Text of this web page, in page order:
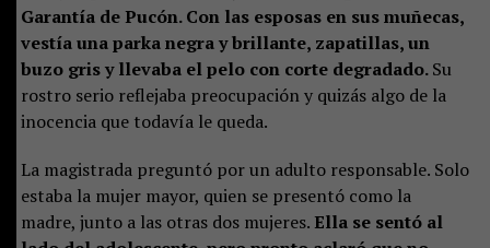
Garantía de Pucón. Con las esposas en sus muñecas,
vestía una parka negra y brillante, zapatillas, un
buzo gris y llevaba el pelo con corte degradado.Su
rostro serio reflejaba preocupación y quizás algo de la
inocencia que todavía le queda.
La magistrada preguntó por un adulto responsable. Solo
estaba la mujer mayor, quien se presentó como la
madre, junto a las otras dos mujeres. Ella se sentó al